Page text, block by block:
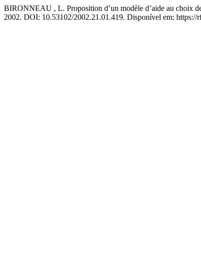
BIRONNEAU , L. Proposition d’un modèle d’aide au choix
2002. DOI: 10.53102/2002.21.01.419. Disponível em: